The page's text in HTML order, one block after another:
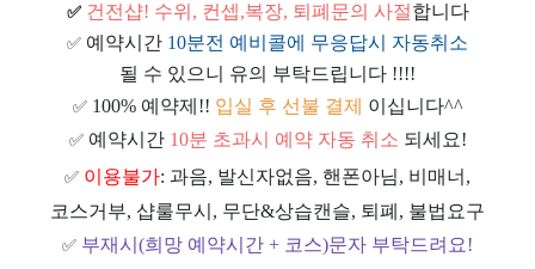
✅ 건전샵! 수위, 컨셉,복장, 퇴폐문의 사절합니다
✅ 예약시간 10분전 예비콜에 무응답시 자동취소
될 수 있으니 유의 부탁드립니다 !!!!
✅ 100% 예약제!! 입실 후 선불 결제 이십니다^^
✅ 예약시간 10분 초과시 예약 자동 취소 되세요!
✅ 이용불가: 과음, 발신자없음, 핸폰아님, 비매너,
코스거부, 샵룰무시, 무단&상습캔슬, 퇴폐, 불법요구
✅ 부재시(희망 예약시간 + 코스)문자 부탁드려요!